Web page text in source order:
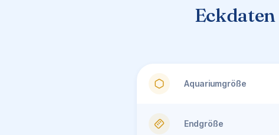
Aquariumgröße
Endgröße